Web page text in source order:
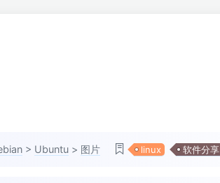
> Ubuntu > 图片 linux 软件分享